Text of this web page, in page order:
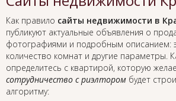
Как правило сайты недвижимости в
публикуют актуальные объявления о
фотографиями и подробным описанием:
количество комнат и другие параметры.
определитесь с квартирой, которую
сотрудничество с риэлтором будет
алгоритму: